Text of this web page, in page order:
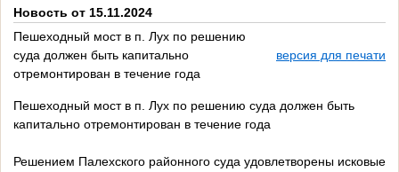
Новость от 15.11.2024
Пешеходный мост в п. Лух по решению
суда должен быть капитально
отремонтирован в течение года
версия для печати
Пешеходный мост в п. Лух по решению суда должен быть
капитально отремонтирован в течение года
Решением Палехского районного суда удовлетворены исковые